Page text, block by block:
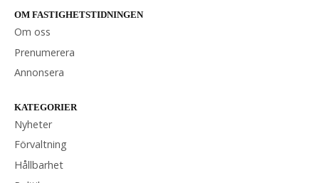
OM FASTIGHETSTIDNINGEN
Om oss
Prenumerera
Annonsera
KATEGORIER
Nyheter
Förvaltning
Hållbarhet